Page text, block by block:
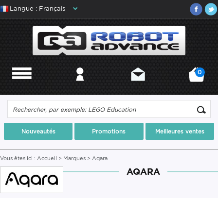
Langue : Français
0
Nouveautés Promotions Meilleures ventes
Vous êtes ici : Accueil > Marques > Aqara
AQARA